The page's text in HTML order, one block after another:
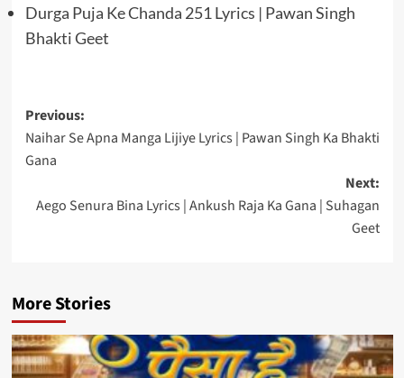
Durga Puja Ke Chanda 251 Lyrics | Pawan Singh
Bhakti Geet
Post
navigation
Previous:
Naihar Se Apna Manga Lijiye Lyrics | Pawan Singh Ka Bhakti
Gana
Next:
Aego Senura Bina Lyrics | Ankush Raja Ka Gana | Suhagan
Geet
More Stories